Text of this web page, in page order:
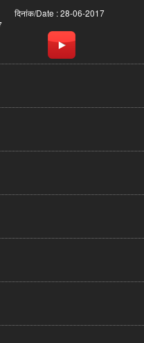
दिनांक/Date : 28-06-2017